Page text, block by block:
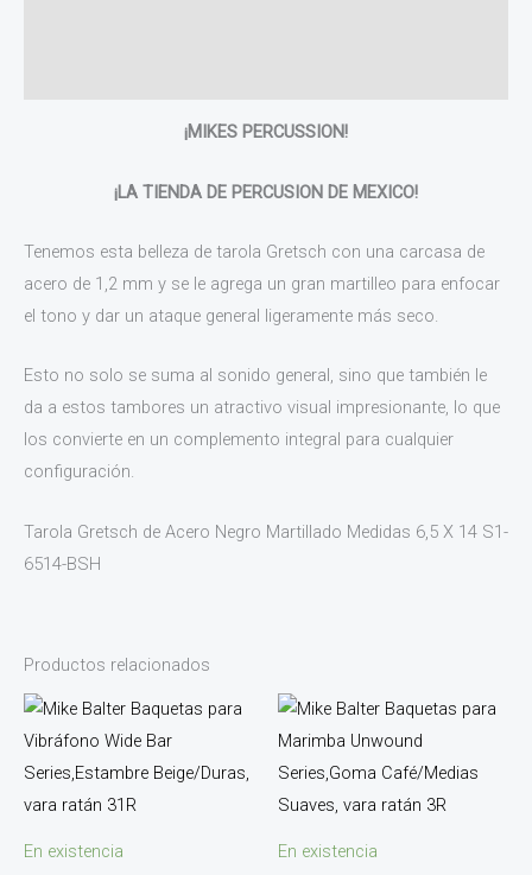
¡MIKES PERCUSSION!
¡LA TIENDA DE PERCUSION DE MEXICO!
Tenemos esta belleza de tarola Gretsch con una carcasa de
acero de 1,2 mm y se le agrega un gran martilleo para enfocar
el tono y dar un ataque general ligeramente más seco.
Esto no solo se suma al sonido general, sino que también le
da a estos tambores un atractivo visual impresionante, lo que
los convierte en un complemento integral para cualquier
configuración.
Tarola Gretsch de Acero Negro Martillado Medidas 6,5 X 14 S1-
6514-BSH
Productos relacionados
En existencia En existencia